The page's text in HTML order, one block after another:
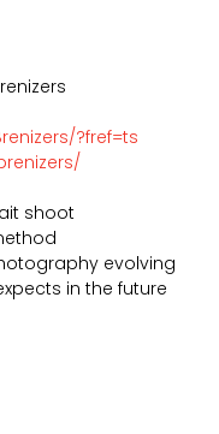
?fref=ts
shoot
evolving
in the future